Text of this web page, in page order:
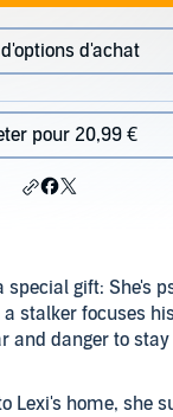
d'achat
pour 20,99 €
gift: She's
stalker focuses
and danger to stay
Lexi's home, she